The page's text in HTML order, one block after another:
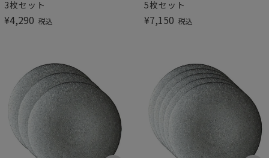
3枚セット
¥4,290 税込
5枚セット
¥7,150 税込